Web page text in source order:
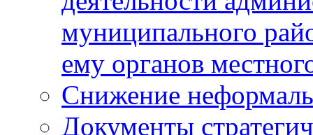
муниципального
ему органов
Снижение
Документы